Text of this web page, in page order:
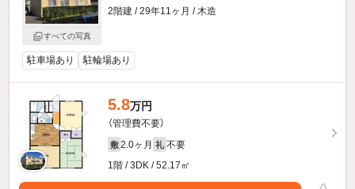
すべての写真
2階建 / 29年11ヶ月 / 木造
駐車場あり 駐輪場あり
5.8万円
（管理費不要）
敷 2.0ヶ月 礼 不要
1階 / 3DK / 52.17㎡